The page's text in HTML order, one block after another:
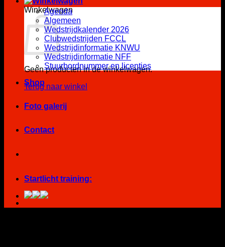
Winkelwagen
Geen producten in de winkelwagen.
Terug naar winkel
Agenda
Algemeen
Wedstrijdkalender 2026
Clubwedstrijden FCCL
Wedstrijdinformatie KNWU
Wedstrijdinformatie NFF
Stuurbordnummer en licenties
Shop
Foto galerij
Contact
Startlicht training: